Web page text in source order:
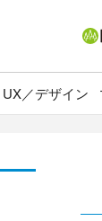
UX／デザイン